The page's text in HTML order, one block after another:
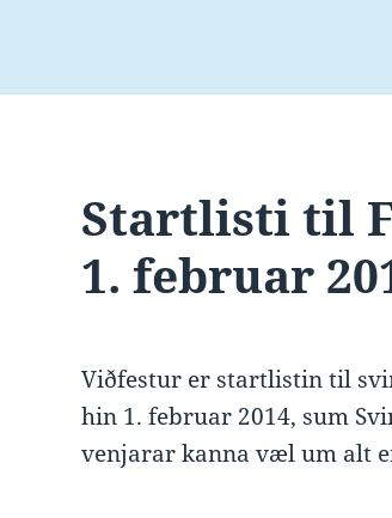
Startlisti til
1. februar
Viðfestur er startlistin til
hin 1. februar 2014, sum
venjarar kanna væl um alt